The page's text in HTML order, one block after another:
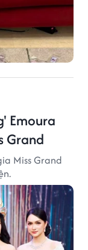
Emoura
Grand
Miss Grand